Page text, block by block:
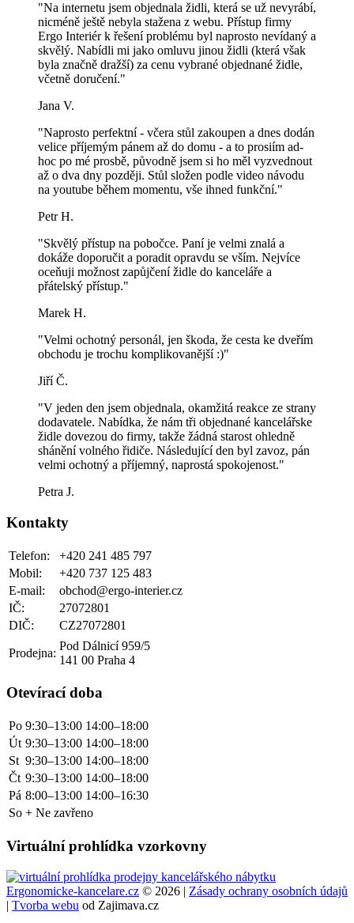
"Na internetu jsem objednala židli, která se už nevyrábí,
nicméně ještě nebyla stažena z webu. Přístup firmy
Ergo Interiér k řešení problému byl naprosto nevídaný a
skvělý. Nabídli mi jako omluvu jinou židli (která však
byla značně dražší) za cenu vybrané objednané židle,
včetně doručení."
Jana V.
"Naprosto perfektní - včera stůl zakoupen a dnes dodán
velice příjemým pánem až do domu - a to prosiím ad-
hoc po mé prosbě, původně jsem si ho měl vyzvednout
až o dva dny později. Stůl složen podle video návodu
na youtube během momentu, vše ihned funkční."
Petr H.
"Skvělý přístup na pobočce. Paní je velmi znalá a
dokáže doporučit a poradit opravdu se vším. Nejvíce
oceňuji možnost zapůjčení židle do kanceláře a
přátelský přístup."
Marek H.
"Velmi ochotný personál, jen škoda, že cesta ke dveřím
obchodu je trochu komplikovanější :)"
Jiří Č.
"V jeden den jsem objednala, okamžitá reakce ze strany
dodavatele. Nabídka, že nám tři objednané kancelářske
židle dovezou do firmy, takže žádná starost ohledně
shánění volného řidiče. Následující den byl zavoz, pán
velmi ochotný a příjemný, naprostá spokojenost."
Petra J.
Kontakty
Telefon:
+420 241 485 797
Mobil:
+420 737 125 483
E-mail:
obchod@ergo-interier.cz
IČ:
27072801
DIČ:
CZ27072801
Prodejna:
Pod Dálnicí 959/5
141 00 Praha 4
Otevírací doba
Po 9:30–13:00 14:00–18:00
Út 9:30–13:00 14:00–18:00
St 9:30–13:00 14:00–18:00
Čt 9:30–13:00 14:00–18:00
Pá 8:00–13:00 14:00–16:30
So + Ne zavřeno
Virtuální prohlídka vzorkovny
Ergonomicke-kancelare.cz © 2026 | Zásady ochrany osobních údajů
| Tvorba webu od Zajimava.cz